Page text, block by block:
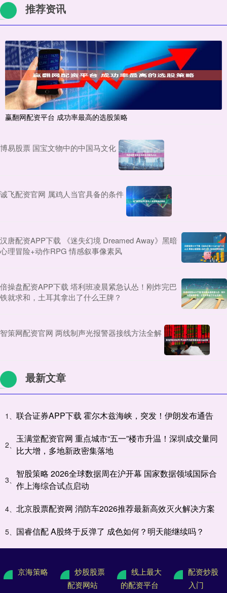
推荐资讯
赢翻网配资平台 成功率最高的选股策略
博易股票 国宝文物中的中国马文化
诚飞配资官网 属鸡人当官具备的条件
汉唐配资APP下载 《迷失幻境 Dreamed Away》黑暗
心理冒险+动作RPG 情感叙事像素风
倍操盘配资APP下载 塔利班凌晨紧急认怂！刚炸完巴
铁就求和，土耳其拿出了什么王牌？
智策网配资官网 两线制声光报警器接线方法全解
最新文章
1、 联合证券APP下载 霍尔木兹海峡，突发！伊朗发布通告
2、
玉满堂配资官网 重点城市“五一”楼市升温！深圳成交量同
比大增，多地新政密集落地
3、
智股策略 2026全球数据周在沪开幕 国家数据领域国际合
作上海综合试点启动
4、 北京股票配资网 消防车2026推荐最新高效灭火解决方案
5、 国睿信配 A股终于反弹了 成色如何？明天能继续吗？
京海策略
炒股股票
配资网站
线上最大
的配资平台
配资炒股
入门